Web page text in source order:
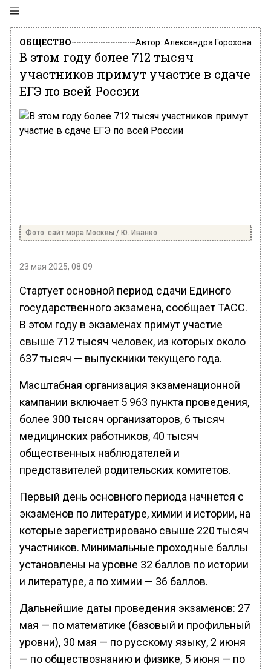
ОБЩЕСТВО Автор: Александра Горохова
В этом году более 712 тысяч
участников примут участие в сдаче
ЕГЭ по всей России
Фото: сайт мэра Москвы / Ю. Иванко
23 мая 2025, 08:09
Стартует основной период сдачи Единого
государственного экзамена, сообщает ТАСС.
В этом году в экзаменах примут участие
свыше 712 тысяч человек, из которых около
637 тысяч — выпускники текущего года.
Масштабная организация экзаменационной
кампании включает 5 963 пункта проведения,
более 300 тысяч организаторов, 6 тысяч
медицинских работников, 40 тысяч
общественных наблюдателей и
представителей родительских комитетов.
Первый день основного периода начнется с
экзаменов по литературе, химии и истории, на
которые зарегистрировано свыше 220 тысяч
участников. Минимальные проходные баллы
установлены на уровне 32 баллов по истории
и литературе, а по химии — 36 баллов.
Дальнейшие даты проведения экзаменов: 27
мая — по математике (базовый и профильный
уровни), 30 мая — по русскому языку, 2 июня
— по обществознанию и физике, 5 июня — по